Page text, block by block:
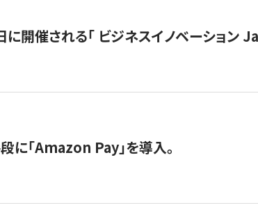
に開催される「 ビジネスイノベーション
に「Amazon Pay」を導入。